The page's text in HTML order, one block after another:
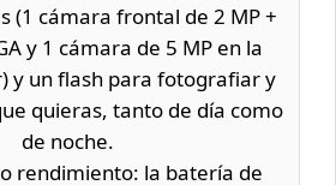
(1 cámara frontal de 2 MP +
y 1 cámara de 5 MP en la
y un flash para fotografiar y
quieras, tanto de día como
de noche.
rendimiento: la batería de